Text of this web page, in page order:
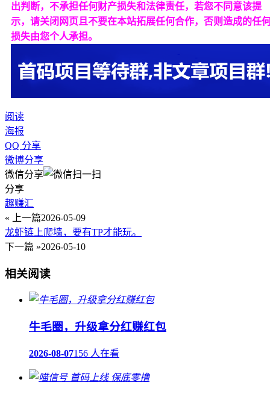
出判断，不承担任何财产损失和法律责任，若您不同意该提
示，请关闭网页且不要在本站拓展任何合作，否则造成的任
损失由您个人承担。
阅读
海报
QQ 分享
微博分享
微信分享
分享
趣赚汇
« 上一篇2026-05-09
龙虾链上爬墙，要有TP才能玩。
下一篇 »2026-05-10
相关阅读
牛毛圈，升级拿分红赚红包
2026-08-07156 人在看